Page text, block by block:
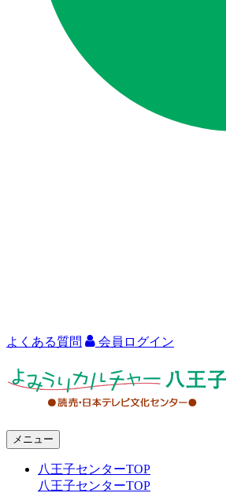
よくある質問 会員ログイン
メニュー
八王子センターTOP
八王子センターTOP